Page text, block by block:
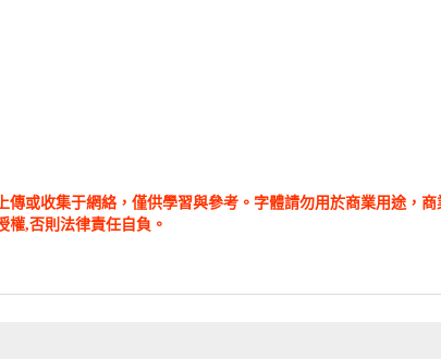
傳或收集于網絡，僅供學習與參考。字體請勿用於商業用途，
權,否則法律責任自負。